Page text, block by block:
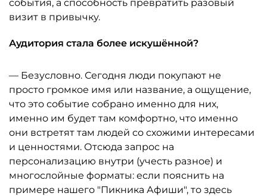
события, а способность превратить разовый
визит в привычку.
Аудитория стала более искушённой?
— Безусловно. Сегодня люди покупают не
просто громкое имя или название, а ощущение,
что это событие собрано именно для них,
именно им будет там комфортно, что именно
они встретят там людей со схожими интересами
и ценностями. Отсюда запрос на
персонализацию внутри (учесть разное) и
многослойные форматы: если пояснить на
примере нашего "Пикника Афиши", то здесь